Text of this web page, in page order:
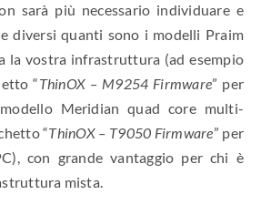
sarà più necessario individuare e
diversi quanti sono i modelli Praim
la vostra infrastruttura (ad esempio
“ThinOX – M9254 Firmware” per
Meridian quad core multi-
“ThinOX – T9050 Firmware” per
con grande vantaggio per chi è
mista.